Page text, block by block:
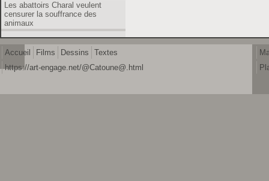
Les abattoirs Charal veulent
censurer la souffrance des
animaux
Accueil Films Dessins
Textes
https://art-engage.net/@Catoune@.html